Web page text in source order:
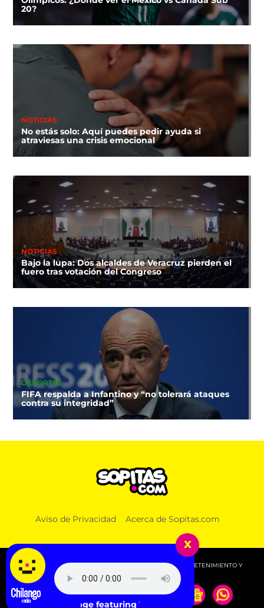
20?
NOTICIAS
No estás solo: Aquí puedes pedir ayuda si
atraviesas una crisis emocional
NOTICIAS
Bajo la lupa: Dos alcaldes de Veracruz pierden el
fuero tras votación del Congreso
DEPORTES
FIFA respalda a Infantino y “no tolerará ataques
contra su integridad”
Aviso de Privacidad Acerca de Sopitas.com
© 2026 SOPITAS.COM - MÚSICA, NOTICIAS, DEPORTES, ENTRETENIMIENTO Y
MÁS!.
x
Orange featuring Toro y Moi - Dark & Handsome